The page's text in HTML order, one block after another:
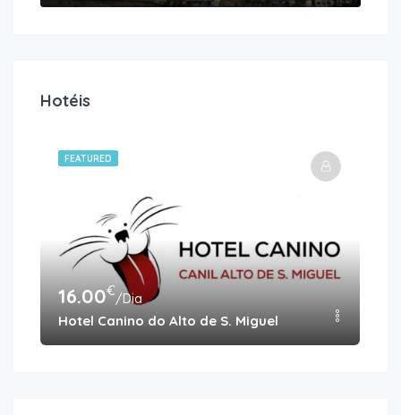
Hotéis
FEATURED
16.00€/Dia
Hotel Canino do Alto de S. Miguel